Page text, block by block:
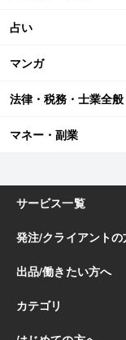
占い
マンガ
法律・税務・士業全般
マネー・副業